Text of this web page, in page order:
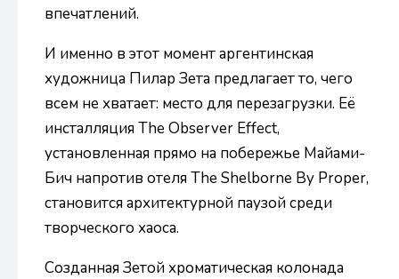
впечатлений.
И именно в этот момент аргентинская
художница Пилар Зета предлагает то, чего
всем не хватает: место для перезагрузки. Её
инсталляция The Observer Effect,
установленная прямо на побережье Майами-
Бич напротив отеля The Shelborne By Proper,
становится архитектурной паузой среди
творческого хаоса.
Созданная Зетой хроматическая колонада